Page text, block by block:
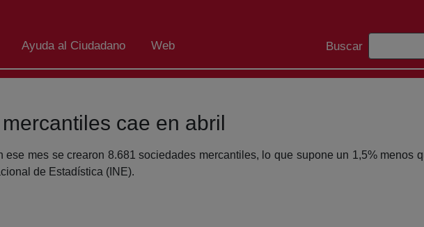
Ayuda al Ciudadano Web
Search Bar
Buscar
cae en abril
mes se crearon 8.681 sociedades mercantiles, lo que supone un 1,5% menos
de Estadística (INE).